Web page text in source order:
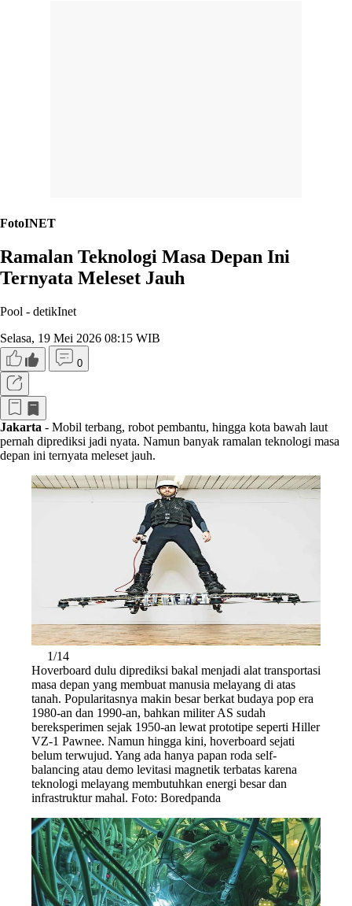
FotoINET
Ramalan Teknologi Masa Depan Ini
Ternyata Meleset Jauh
Pool - detikInet
Selasa, 19 Mei 2026 08:15 WIB
0
Jakarta - Mobil terbang, robot pembantu, hingga kota bawah laut
pernah diprediksi jadi nyata. Namun banyak ramalan teknologi masa
depan ini ternyata meleset jauh.
1/14
Hoverboard dulu diprediksi bakal menjadi alat transportasi
masa depan yang membuat manusia melayang di atas
tanah. Popularitasnya makin besar berkat budaya pop era
1980-an dan 1990-an, bahkan militer AS sudah
bereksperimen sejak 1950-an lewat prototipe seperti Hiller
VZ-1 Pawnee. Namun hingga kini, hoverboard sejati
belum terwujud. Yang ada hanya papan roda self-
balancing atau demo levitasi magnetik terbatas karena
teknologi melayang membutuhkan energi besar dan
infrastruktur mahal. Foto: Boredpanda